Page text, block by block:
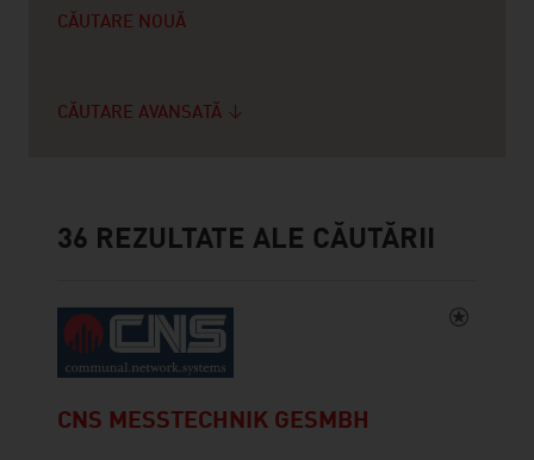
CĂUTARE NOUĂ
CĂUTARE AVANSATĂ
36 REZULTATE ALE CĂUTĂRII
CNS MESSTECHNIK GESMBH